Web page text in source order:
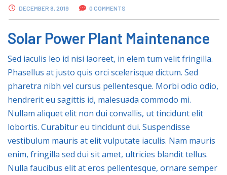
DECEMBER 8, 2019 0 COMMENTS
Solar Power Plant Maintenance
Sed iaculis leo id nisi laoreet, in elem tum velit fringilla.
Phasellus at justo quis orci scelerisque dictum. Sed
pharetra nibh vel cursus pellentesque. Morbi odio odio,
hendrerit eu sagittis id, malesuada commodo mi.
Nullam aliquet elit non dui convallis, ut tincidunt elit
lobortis. Curabitur eu tincidunt dui. Suspendisse
vestibulum mauris at elit vulputate iaculis. Nam mauris
enim, fringilla sed dui sit amet, ultricies blandit tellus.
Nulla faucibus elit at eros pellentesque, ornare semper